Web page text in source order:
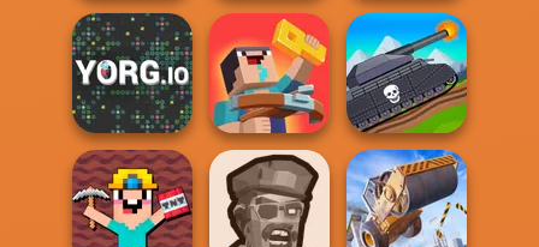
Stick Duel: Battle
Hero
Grand Cyber City
Fish Stab Getting
Big
YORG.io
Noob: Zombie
Prison Escape
Tanks 2D: Tank
Wars